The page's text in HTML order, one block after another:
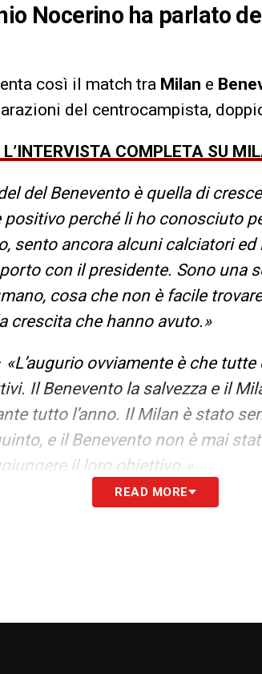
Nocerino ha parlato
così il match tra Milan e
del centrocampista,
L’INTERVISTA COMPLETA SU
del del Benevento è quella di
positivo perché li ho conosciuto
sento ancora alcuni calciatori
con il presidente. Sono una
cosa che non è facile
crescita che hanno avuto.»
«L’augurio ovviamente è che
Il Benevento la salvezza e il
tutto l’anno. Il Milan è stato
e il Benevento non è mai
il loro obiettivo.»
con o senza Ibra fa tanta
READ MORE